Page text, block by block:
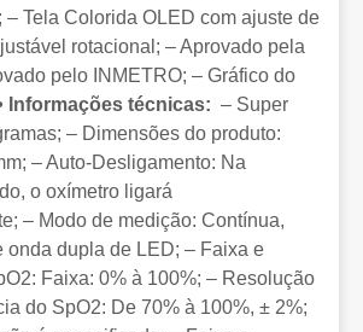
– Tela Colorida OLED com ajuste de
rotacional; – Aprovado pela
pelo INMETRO; – Gráfico do
Informações técnicas: – Super
– Dimensões do produto:
– Auto-Desligamento: Na
o oxímetro ligará
– Modo de medição: Contínua,
onda dupla de LED; – Faixa e
Faixa: 0% à 100%; – Resolução
do SpO2: De 70% à 100%, ± 2%;